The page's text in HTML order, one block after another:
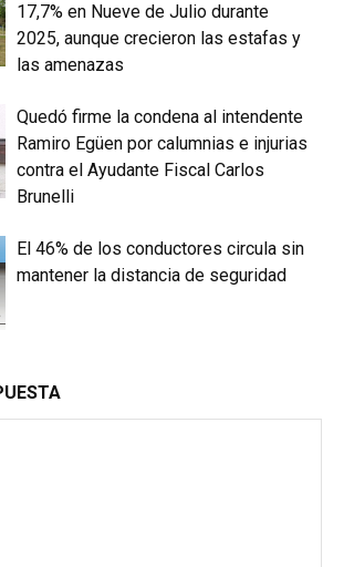
17,7% en Nueve de Julio durante
2025, aunque crecieron las estafas y
las amenazas
Quedó firme la condena al intendente
Ramiro Egüen por calumnias e injurias
contra el Ayudante Fiscal Carlos
Brunelli
El 46% de los conductores circula sin
mantener la distancia de seguridad